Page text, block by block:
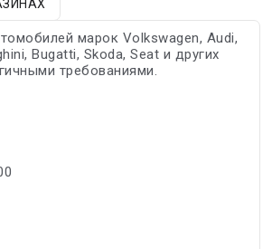
марок Volkswagen, Audi,
Bugatti, Skoda, Seat и других
требованиями.